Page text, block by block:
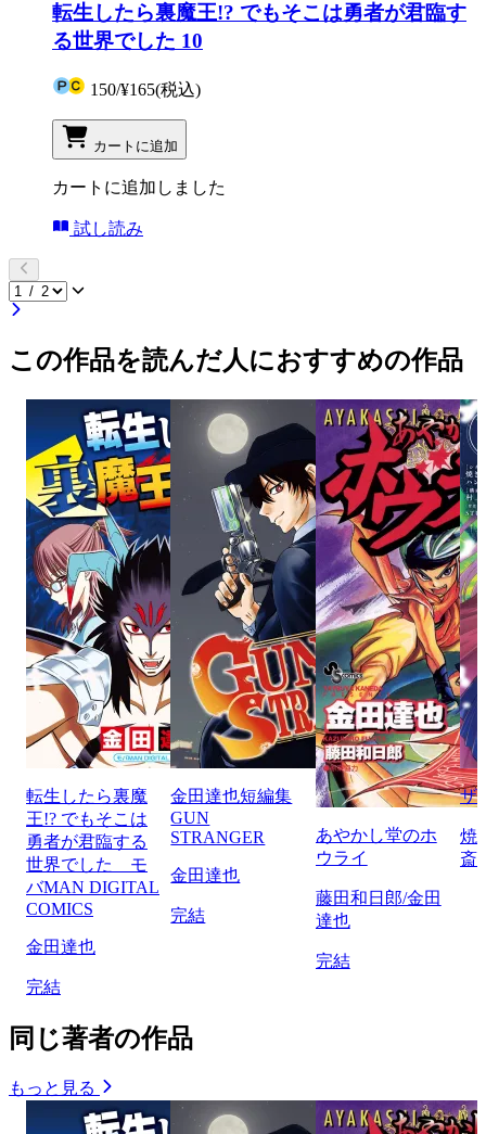
転生したら裏魔王!? でもそこは勇者が君臨す
る世界でした 10
150/¥165(税込)
カートに追加
カートに追加しました
試し読み
この作品を読んだ人におすすめの作品
転生したら裏魔
王!? でもそこは
勇者が君臨する
世界でした モ
バMAN DIGITAL
COMICS
金田達也
完結
金田達也短編集
GUN
STRANGER
金田達也
完結
あやかし堂のホ
ウライ
藤田和日郎/金田
達也
完結
ザ
焼
斎
同じ著者の作品
もっと見る